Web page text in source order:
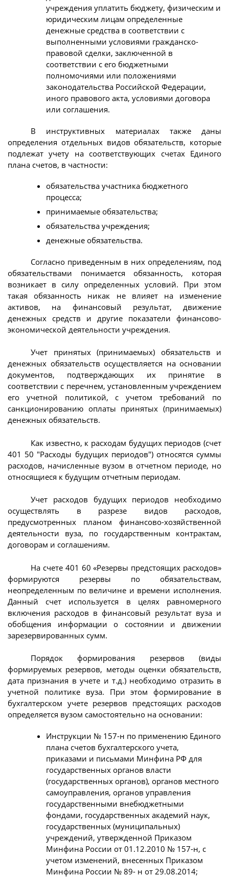
учреждения уплатить бюджету, физическим и
юридическим лицам определенные
денежные средства в соответствии с
выполненными условиями гражданско-
правовой сделки, заключенной в
соответствии с его бюджетными
полномочиями или положениями
законодательства Российской Федерации,
иного правового акта, условиями договора
или соглашения.
В инструктивных материалах также даны
определения отдельных видов обязательств, которые
подлежат учету на соответствующих счетах Единого
плана счетов, в частности:
обязательства участника бюджетного
процесса;
принимаемые обязательства;
обязательства учреждения;
денежные обязательства.
Согласно приведенным в них определениям, под
обязательствами понимается обязанность, которая
возникает в силу определенных условий. При этом
такая обязанность никак не влияет на изменение
активов, на финансовый результат, движение
денежных средств и другие показатели финансово-
экономической деятельности учреждения.
Учет принятых (принимаемых) обязательств и
денежных обязательств осуществляется на основании
документов, подтверждающих их принятие в
соответствии с перечнем, установленным учреждением
его учетной политикой, с учетом требований по
санкционированию оплаты принятых (принимаемых)
денежных обязательств.
Как известно, к расходам будущих периодов (счет
401 50 "Расходы будущих периодов") относятся суммы
расходов, начисленные вузом в отчетном периоде, но
относящиеся к будущим отчетным периодам.
Учет расходов будущих периодов необходимо
осуществлять в разрезе видов расходов,
предусмотренных планом финансово-хозяйственной
деятельности вуза, по государственным контрактам,
договорам и соглашениям.
На счете 401 60 «Резервы предстоящих расходов»
формируются резервы по обязательствам,
неопределенным по величине и времени исполнения.
Данный счет используется в целях равномерного
включения расходов в финансовый результат вуза и
обобщения информации о состоянии и движении
зарезервированных сумм.
Порядок формирования резервов (виды
формируемых резервов, методы оценки обязательств,
дата признания в учете и т.д.) необходимо отразить в
учетной политике вуза. При этом формирование в
бухгалтерском учете резервов предстоящих расходов
определяется вузом самостоятельно на основании:
Инструкции № 157-н по применению Единого
плана счетов бухгалтерского учета,
приказами и письмами Минфина РФ для
государственных органов власти
(государственных органов), органов местного
самоуправления, органов управления
государственными внебюджетными
фондами, государственных академий наук,
государственных (муниципальных)
учреждений, утвержденной Приказом
Минфина России от 01.12.2010 № 157-н, с
учетом изменений, внесенных Приказом
Минфина России № 89- н от 29.08.2014;